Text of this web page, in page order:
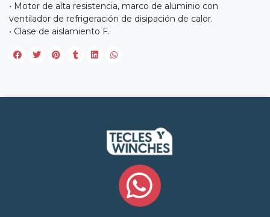
• Motor de alta resistencia, marco de aluminio con
ventilador de refrigeración de disipación de calor.
• Clase de aislamiento F.